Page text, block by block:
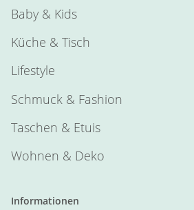
Baby & Kids
Küche & Tisch
Lifestyle
Schmuck & Fashion
Taschen & Etuis
Wohnen & Deko
Informationen